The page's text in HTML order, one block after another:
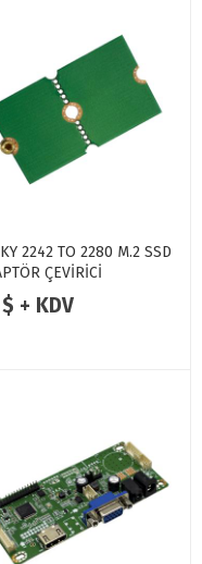
2242 TO 2280 M.2 SSD
ÇEVİRİCİ
+ KDV